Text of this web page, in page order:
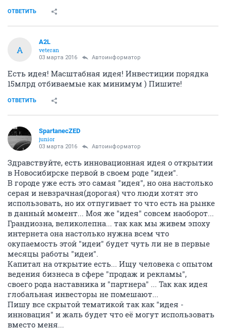
ОТВЕТИТЬ
A
A2L
veteran
03 марта 2016 Автоинформатор
Есть идея! Масштабная идея! Инвестиции порядка
15млрд отбиваемые как минимум ) Пишите!
ОТВЕТИТЬ
SpartanecZED
junior
03 марта 2016 Автоинформатор
Здравствуйте, есть инновационная идея о открытии
в Новосибирске первой в своем роде "идеи".
В городе уже есть это самая "идея", но она настолько
серая и невзрачная(дорогая) что люди хотят это
использовать, но их отпугивает то что есть на рынке
в данный момент... Моя же "идея" совсем наоборот...
Грандиозна, великолепна... так как мы живем эпоху
интернета она настолько нужна всем что
окупаемость этой "идеи" будет чуть ли не в первые
месяцы работы "идеи".
Капитал на открытие есть... Ищу человека с опытом
ведения бизнеса в сфере "продаж и рекламы",
своего рода наставника и "партнера" ... Так как идея
глобальная инвесторы не помешают...
Пишу все скрытой тематикой так как "идея -
инновация" и жаль будет что её могут использовать
вместо меня...